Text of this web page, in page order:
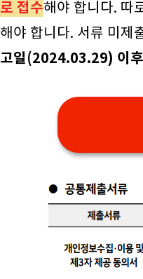
로 접수해야 합니다. 따
해야 합니다. 서류 미제
고일(2024.03.29) 이